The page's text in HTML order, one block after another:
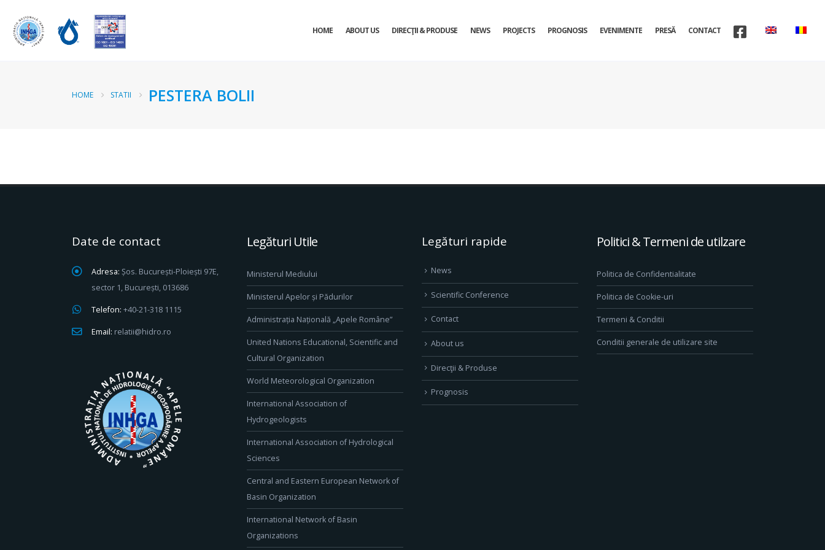
HOME ABOUT US DIRECŢII & PRODUSE NEWS PROJECTS PROGNOSIS EVENIMENTE PRESĂ CONTACT
HOME STATII PESTERA BOLII
Date de contact
Adresa: Șos. București-Ploiești 97E,
sector 1, București, 013686
Telefon: +40-21-318 1115
Email: relatii@hidro.ro
Legături Utile
Ministerul Mediului
Ministerul Apelor și Pădurilor
Administrația Națională „Apele Române”
United Nations Educational, Scientific and
Cultural Organization
World Meteorological Organization
International Association of
Hydrogeologists
International Association of Hydrological
Sciences
Central and Eastern European Network of
Basin Organization
International Network of Basin
Organizations
Legături rapide
News
Scientific Conference
Contact
About us
Direcţii & Produse
Prognosis
Politici & Termeni de utilzare
Politica de Confidentialitate
Politica de Cookie-uri
Termeni & Conditii
Conditii generale de utilizare site